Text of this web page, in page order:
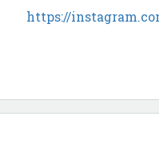
https://